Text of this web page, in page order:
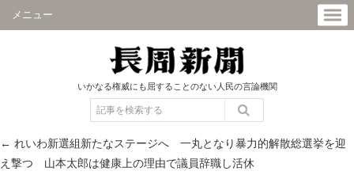
メニュー
いかなる権威にも屈することのない人民の言論機関
← れいわ新選組新たなステージへ 一丸となり暴力的解散総選挙を迎
え撃つ 山本太郎は健康上の理由で議員辞職し活休